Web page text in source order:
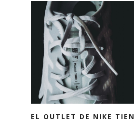
EL OUTLET DE NIKE